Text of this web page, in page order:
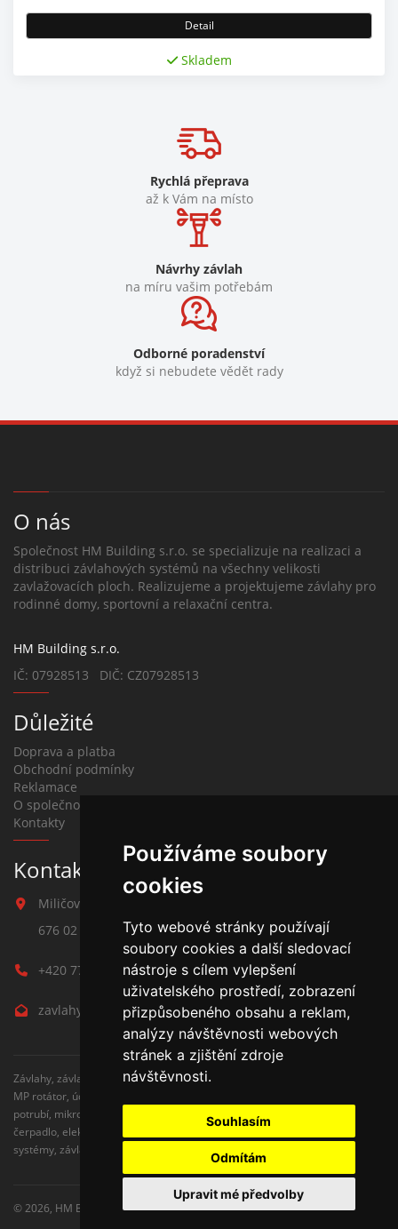
Používáme soubory
cookies
Tyto webové stránky používají
soubory cookies a další sledovací
nástroje s cílem vylepšení
uživatelského prostředí, zobrazení
přizpůsobeného obsahu a reklam,
analýzy návštěvnosti webových
stránek a zjištění zdroje
návštěvnosti.
Souhlasím
Odmítám
Upravit mé předvolby
Detail
Skladem
Rychlá přeprava
až k Vám na místo
Návrhy závlah
na míru vašim potřebám
Odborné poradenství
když si nebudete vědět rady
O nás
Společnost HM Building s.r.o. se specializuje na realizaci a
distribuci závlahových systémů na všechny velikosti
zavlažovacích ploch. Realizujeme a projektujeme závlahy pro
rodinné domy, sportovní a relaxační centra.
HM Building s.r.o.
IČ: 07928513 DIČ: CZ07928513
Důležité
Doprava a platba
Obchodní podmínky
Reklamace
O společnosti
Kontakty
Kontakt na závlahy
Miličova 541
676 02 Moravské Budějovice
+420 777 780 938
zavlahy@hmbuilding.cz
Závlahy, závlahové systémy, AZS, postřikovače, trysky, kapenkova závlaha,
MP rotátor, úderove postřikovače, automatické zavlažovaní, kapkovací
potrubí, mikrozávlaha, zahradní hadice, zahradní sloupky, Hunter,
čerpadlo, elektromagnetické ventily, zavlažovaní trávníku, zavlažovací
systémy, závlaha svépomocí, rozvodné potrubí, čidlo srážek
© 2026, HM Building s.r.o.